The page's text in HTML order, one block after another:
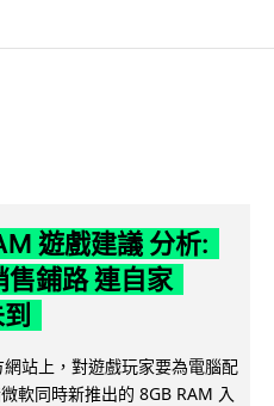
遊戲建議 分析:
鋪路 連自家
站上，對遊戲玩家要為電腦配
軟同時新推出的 8GB RAM 入